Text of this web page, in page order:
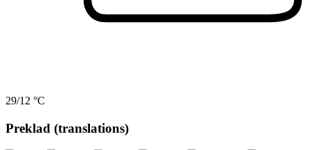
29/12 °C
Preklad (translations)